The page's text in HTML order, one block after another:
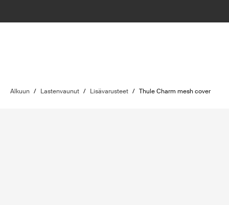
Alkuun / Lastenvaunut / Lisävarusteet / Thule Charm mesh cover